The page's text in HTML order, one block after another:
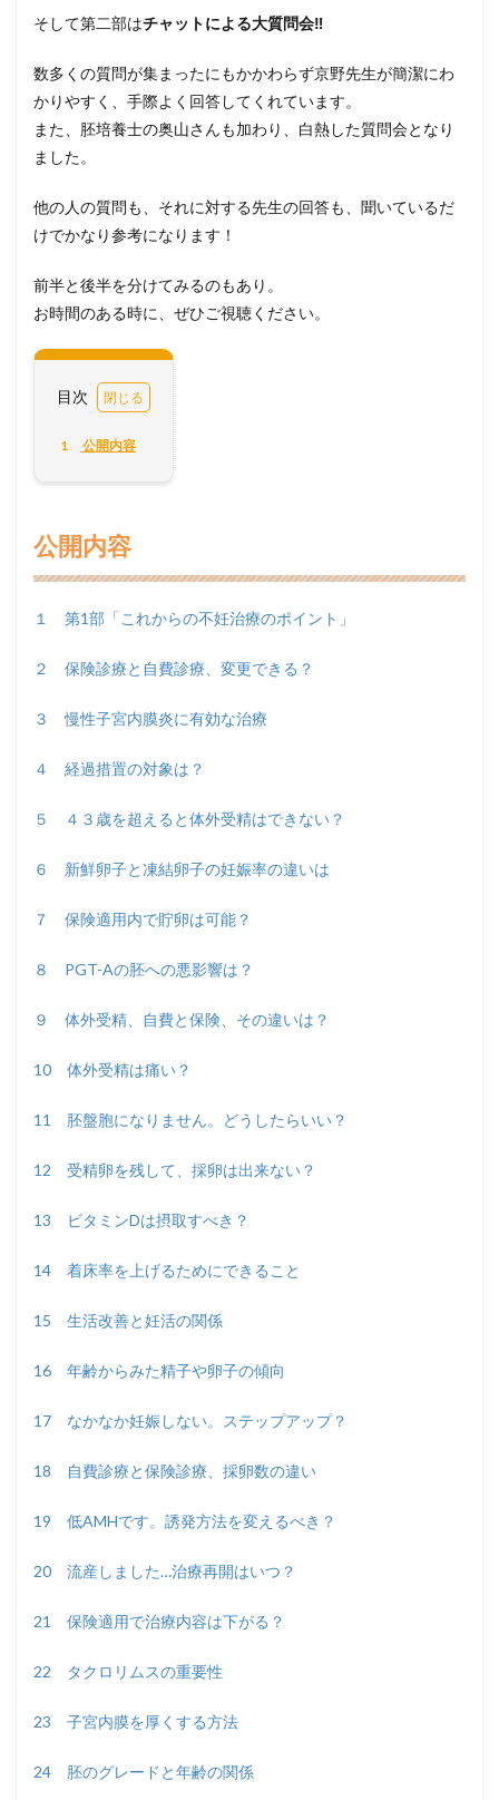
そして第二部はチャットによる大質問会‼
数多くの質問が集まったにもかかわらず京野先生が簡潔にわ
かりやすく、手際よく回答してくれています。
また、胚培養士の奥山さんも加わり、 白熱した質問会となり
ました。
他の人の質問も、それに対する先生の回答も、 聞いているだ
けでかなり参考になります！
前半と後半を分けてみるのもあり。
お時間のある時に、ぜひご視聴ください。
目次
1 公開内容
公開内容
１ 第1部「これからの不妊治療のポイント」
２ 保険診療と自費診療、変更できる？
３ 慢性子宮内膜炎に有効な治療
４ 経過措置の対象は？
５ ４３歳を超えると体外受精はできない？
６ 新鮮卵子と凍結卵子の妊娠率の違いは
７ 保険適用内で貯卵は可能？
８ PGT-Aの胚への悪影響は？
９ 体外受精、自費と保険、その違いは？
10 体外受精は痛い？
11 胚盤胞になりません。どうしたらいい？
12 受精卵を残して、採卵は出来ない？
13 ビタミンDは摂取すべき？
14 着床率を上げるためにできること
15 生活改善と妊活の関係
16 年齢からみた精子や卵子の傾向
17 なかなか妊娠しない。ステップアップ？
18 自費診療と保険診療、採卵数の違い
19 低AMHです。誘発方法を変えるべき？
20 流産しました…治療再開はいつ？
21 保険適用で治療内容は下がる？
22 タクロリムスの重要性
23 子宮内膜を厚くする方法
24 胚のグレードと年齢の関係